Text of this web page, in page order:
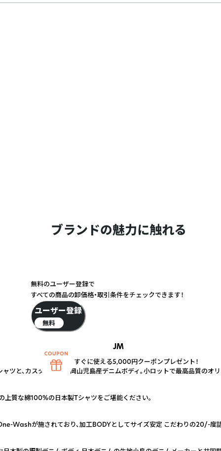
ブランドの魅力に触れる
JM
ツと、カスタム可能な岡山児島産デニムボディ。小ロットで最高品質のオ
上質な綿100%の日本製Tシャツをご堪能ください。
Washが施されており、加工BODYとしてサイズ安定 こだわりの20/-度
無料のユーザー登録で
すべての商品の卸価格・取引条件をチェックできます！
ユーザー登録
無料
すぐに使える5,000円クーポンプレゼント！